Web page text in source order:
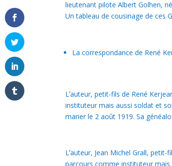
lieutenant pilote Albert Golhen,
Un tableau de cousinage de ces
La correspondance de René
Lʼauteur, petit-fils de René
instituteur mais aussi soldat et
marier le 2 août 1919. Sa
Lʼauteur, Jean Michel Grall,
parcours comme instituteur mais